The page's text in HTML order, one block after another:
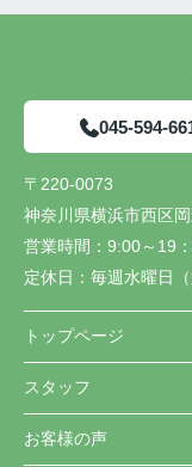
045-594-
〒220-0073
神奈川県横浜市西区
営業時間： 9:00～19
定休日： 毎週水曜日（
トップページ
スタッフ
お客様の声